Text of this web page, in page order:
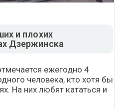
и плохих
Дзержинска
ежегодно 4
человека, кто хотя бы
На них любят кататься и